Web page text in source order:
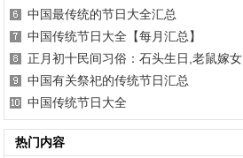
中国最传统的节日大全汇总
中国传统节日大全【每月汇总】
正月初十民间习俗：石头生日,老鼠嫁女
中国有关祭祀的传统节日汇总
中国传统节日大全
热门内容